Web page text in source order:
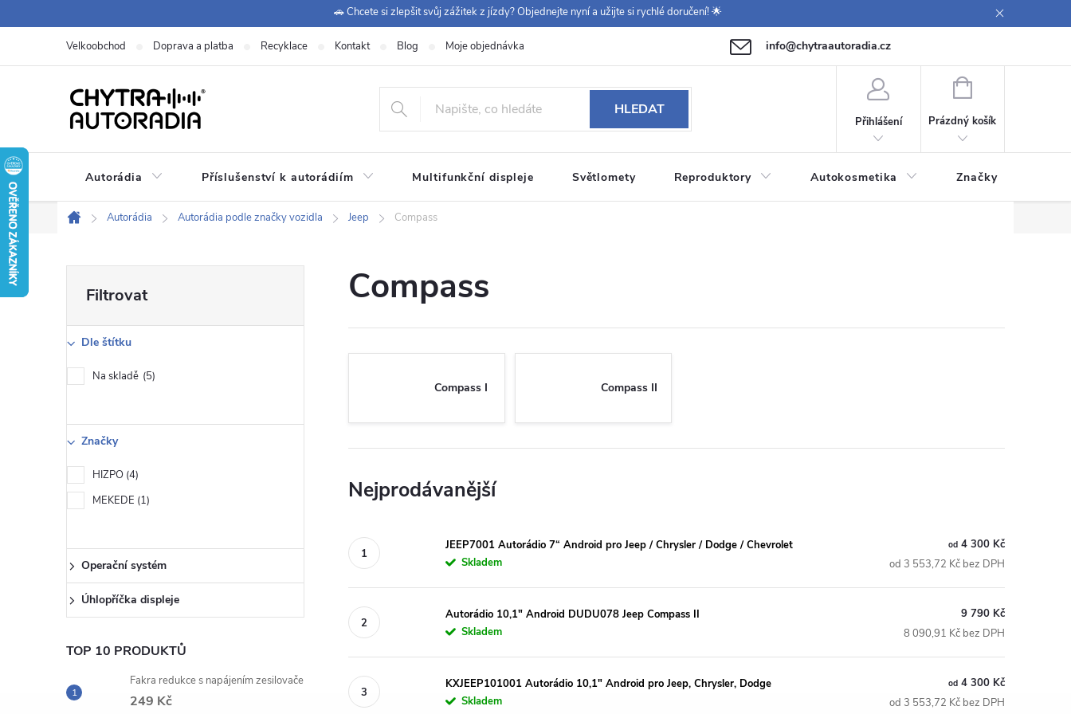
na
🚗 Chcete si zlepšit svůj zážitek z jízdy? Objednejte nyní a užijte si rychlé doručení! 🌟
+420 771 149 411 (Po-Pá 09:00-12:00, 12:30-14:00)
info@chytraautoradia.cz
Velkoobchod Doprava a platba Recyklace Kontakt Blog Moje objednávka
HLEDAT
Přihlášení
NÁKUPNÍ
Prázdný košík
Autorádia Příslušenství k autorádiím Multifunkční displeje Světlomety Reproduktory Autokosmetika Značky
Domů
Autorádia Autorádia podle značky vozidla Jeep Compass
o
s
r
a
n
n
í
p
a
Dle štítku
Na skladě 5
Značky
HIZPO 4
MEKEDE 1
Operační systém
Úhlopříčka displeje
TOP 10 PRODUKTŮ
Fakra redukce s napájením zesilovače
249 Kč
Compass
Compass I Compass II
Nejprodávanější
JEEP7001 Autorádio 7“ Android pro Jeep / Chrysler / Dodge / Chevrolet
Skladem
od 4 300 Kč
od 3 553,72 Kč bez DPH
Autorádio 10,1" Android DUDU078 Jeep Compass II
Skladem
9 790 Kč
8 090,91 Kč bez DPH
KXJEEP101001 Autorádio 10,1" Android pro Jeep, Chrysler, Dodge
Skladem
od 4 300 Kč
od 3 553,72 Kč bez DPH